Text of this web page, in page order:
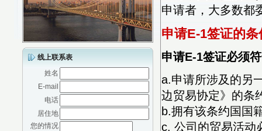
线上联系表
姓名
E-mail
电话
居住地
您的情况
申请者，大多数都
申请E-1签证的条
申请E-1签证必须
a.申请所涉及的另
边贸易协定》的条
b.拥有该条约国国
c. 公司的贸易活动